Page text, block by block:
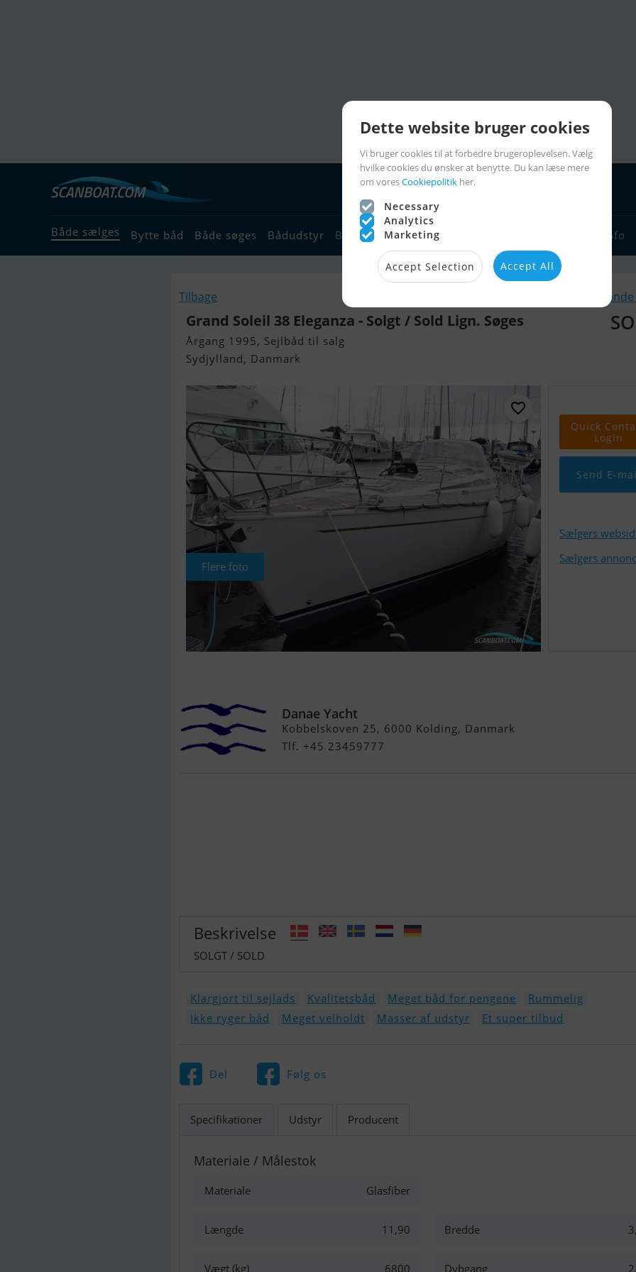
Både sælges Bytte båd Både søges Bådudstyr Bådforhandlere Sejlerlinks Sejlerinfo
Tilbage
Grand Soleil 38 Eleganza - Solgt / Sold Lign. Søges
Årgang 1995, Sejlbåd til salg
Sydjylland, Danmark
Flere foto
Quick
Login
Send E-
Sælgers
Sælgers
Danae Yacht
Kobbelskoven 25, 6000 Kolding, Danmark
Tlf. +45 23459777
Beskrivelse
SOLGT / SOLD
Klargjort til sejlads Kvalitetsbåd Meget båd for pengene
Rummelig
Ikke ryger båd
Meget velholdt Masser af udstyr Et super tilbud
Del Følg os
Specifikationer Udstyr Producent
Materiale / Målestok
Materiale Glasfiber
Længde 11,90 Bredde
Vægt (kg) 6800 Dybgang
Dette website bruger cookies
Vi bruger cookies til at forbedre brugeroplevelsen. Vælg
hvilke cookies du ønsker at benytte. Du kan læse mere
om voresCookiepolitik her.
Necessary
Analytics
Marketing
Accept Selection Accept All